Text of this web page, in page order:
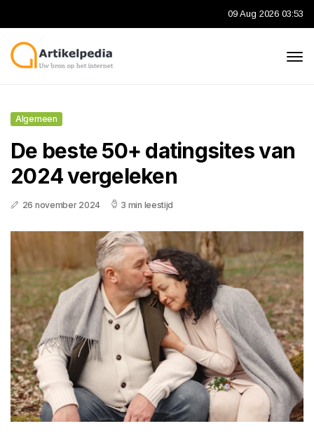
09 Aug 2026 03:53
Algemeen
De beste 50+ datingsites van
2024 vergeleken
26 november 2024 3 min leestijd